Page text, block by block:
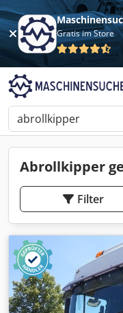
Gratis im Store
Abrollkipper
Filter